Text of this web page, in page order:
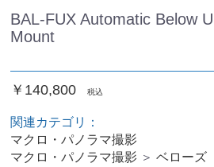
BAL-FUX Automatic Below
Mount
￥140,800 税込
関連カテゴリ：
マクロ・パノラマ撮影
マクロ・パノラマ撮影 ＞ ベローズ